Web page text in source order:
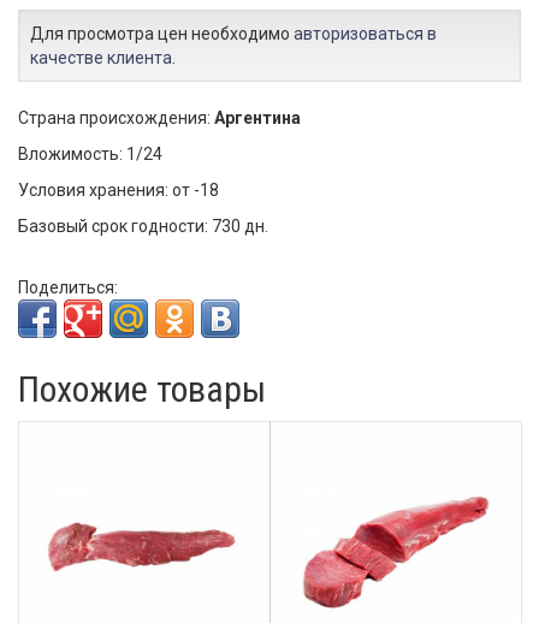
Для просмотра цен необходимо авторизоваться в
качестве клиента
Страна происхождения: Аргентина
Вложимость: 1/24
Условия хранения: от -18
Базовый срок годности: 730 дн.
Поделиться:
Похожие товары